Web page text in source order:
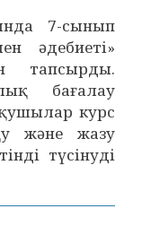
7-сынып
әдебиеті»
тапсырды.
бағалау
курс
және жазу
түсінуді